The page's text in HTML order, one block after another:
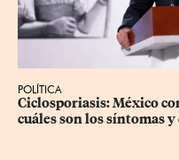
POLÍTICA
Ciclosporiasis: México
cuáles son los síntomas y